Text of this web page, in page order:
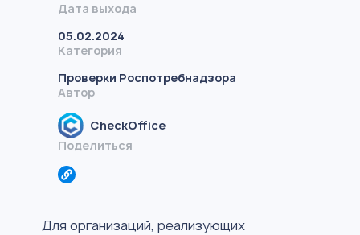
Дата выхода
05.02.2024
Категория
Проверки Роспотребнадзора
Автор
CheckOffice
Поделиться
Для организаций, реализующих